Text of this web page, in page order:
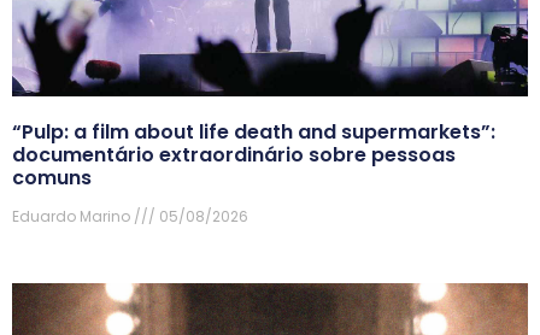
“Pulp: a film about life death and supermarkets”:
documentário extraordinário sobre pessoas
comuns
Eduardo Marino 05/08/2026